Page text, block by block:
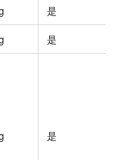
是
是
是